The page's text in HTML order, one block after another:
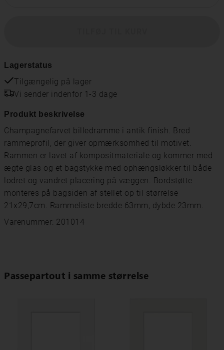
Lagerstatus
Tilgængelig på lager
Vi sender indenfor 1-3 dage
Produkt beskrivelse
Champagnefarvet billedramme i antik finish. Bred
rammeprofil, der giver opmærksomhed til motivet.
Rammen er lavet af kompositmateriale og kommer med
ægte glas og et bagstykke med ophængsløkker til både
lodret og vandret placering på væggen. Bordstøtte
monteres på bagsiden af ​​stellet op til størrelse
21x29,7cm. Rammeliste bredde 63mm, dybde 23mm.
Varenummer: 201014
Passepartout i samme størrelse